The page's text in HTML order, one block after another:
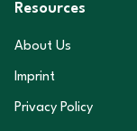
Resources
About Us
Imprint
Privacy Policy